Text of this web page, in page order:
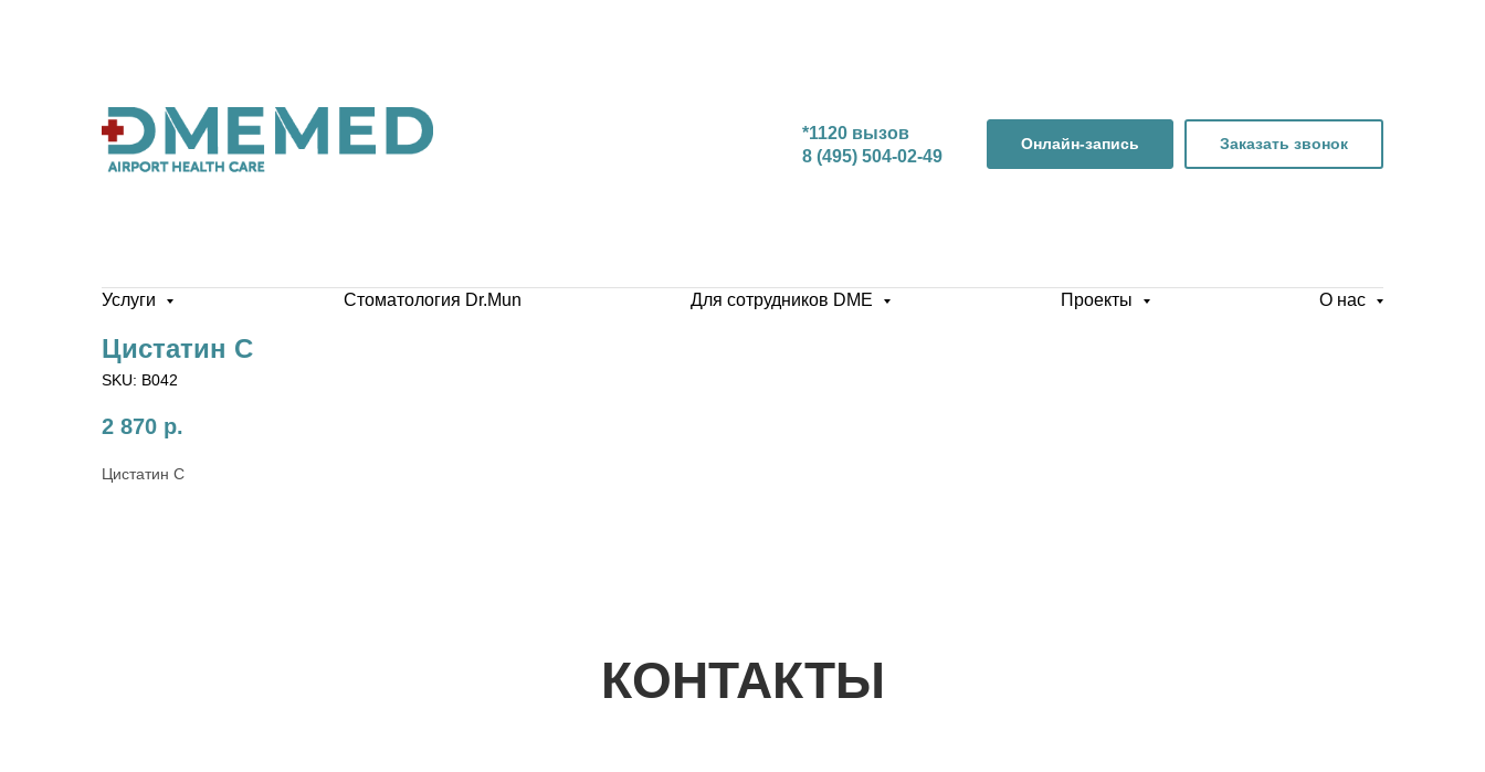
*1120 вызов
8 (495) 504-02-49
Онлайн-запись Заказать звонок
Услуги Стоматология Dr.Mun Для сотрудников DME Проекты О нас
Цистатин С
SKU: B042
2 870 р.
Цистатин С
КОНТАКТЫ